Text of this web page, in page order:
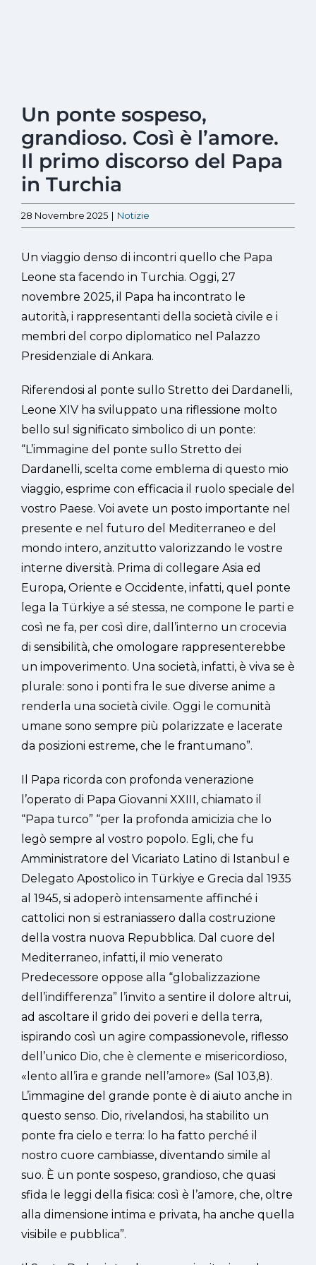
immagine
Un ponte sospeso,
grandioso. Così è l’amore.
Il primo discorso del Papa
in Turchia
28 Novembre 2025 | Notizie
Un viaggio denso di incontri quello che Papa
Leone sta facendo in Turchia. Oggi, 27
novembre 2025, il Papa ha incontrato le
autorità, i rappresentanti della società civile e i
membri del corpo diplomatico nel Palazzo
Presidenziale di Ankara.
Riferendosi al ponte sullo Stretto dei Dardanelli,
Leone XIV ha sviluppato una riflessione molto
bello sul significato simbolico di un ponte:
“L’immagine del ponte sullo Stretto dei
Dardanelli, scelta come emblema di questo mio
viaggio, esprime con efficacia il ruolo speciale del
vostro Paese. Voi avete un posto importante nel
presente e nel futuro del Mediterraneo e del
mondo intero, anzitutto valorizzando le vostre
interne diversità. Prima di collegare Asia ed
Europa, Oriente e Occidente, infatti, quel ponte
lega la Türkiye a sé stessa, ne compone le parti e
così ne fa, per così dire, dall’interno un crocevia
di sensibilità, che omologare rappresenterebbe
un impoverimento. Una società, infatti, è viva se è
plurale: sono i ponti fra le sue diverse anime a
renderla una società civile. Oggi le comunità
umane sono sempre più polarizzate e lacerate
da posizioni estreme, che le frantumano”.
Il Papa ricorda con profonda venerazione
l’operato di Papa Giovanni XXIII, chiamato il
“Papa turco” “per la profonda amicizia che lo
legò sempre al vostro popolo. Egli, che fu
Amministratore del Vicariato Latino di Istanbul e
Delegato Apostolico in Türkiye e Grecia dal 1935
al 1945, si adoperò intensamente affinché i
cattolici non si estraniassero dalla costruzione
della vostra nuova Repubblica. Dal cuore del
Mediterraneo, infatti, il mio venerato
Predecessore oppose alla “globalizzazione
dell’indifferenza” l’invito a sentire il dolore altrui,
ad ascoltare il grido dei poveri e della terra,
ispirando così un agire compassionevole, riflesso
dell’unico Dio, che è clemente e misericordioso,
«lento all’ira e grande nell’amore» (Sal 103,8).
L’immagine del grande ponte è di aiuto anche in
questo senso. Dio, rivelandosi, ha stabilito un
ponte fra cielo e terra: lo ha fatto perché il
nostro cuore cambiasse, diventando simile al
suo. È un ponte sospeso, grandioso, che quasi
sfida le leggi della fisica: così è l’amore, che, oltre
alla dimensione intima e privata, ha anche quella
visibile e pubblica”.